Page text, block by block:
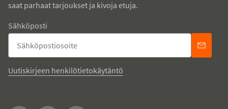
saat parhaat tarjoukset ja kivoja etuja.
Sähköposti
Uutiskirjeen henkilötietokäytäntö